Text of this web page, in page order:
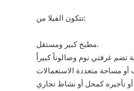
تتكون الفيلا من:
مطبخ كبير ومستقل.